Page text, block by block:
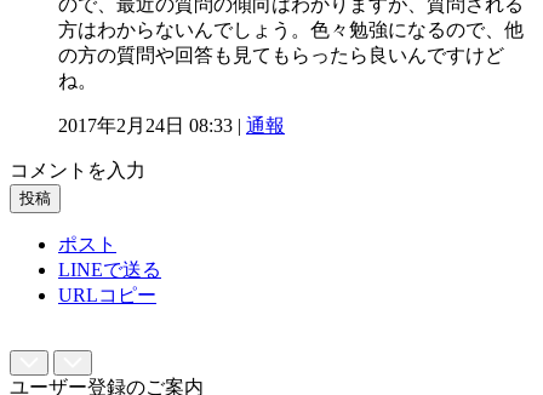
方はわからないんでしょう。色々勉強になるので、他
の方の質問や回答も見てもらったら良いんですけど
ね。
2017年2月24日 08:33 | 通報
コメントを入力
投稿
ポスト
LINEで送る
URLコピー
ユーザー登録のご案内